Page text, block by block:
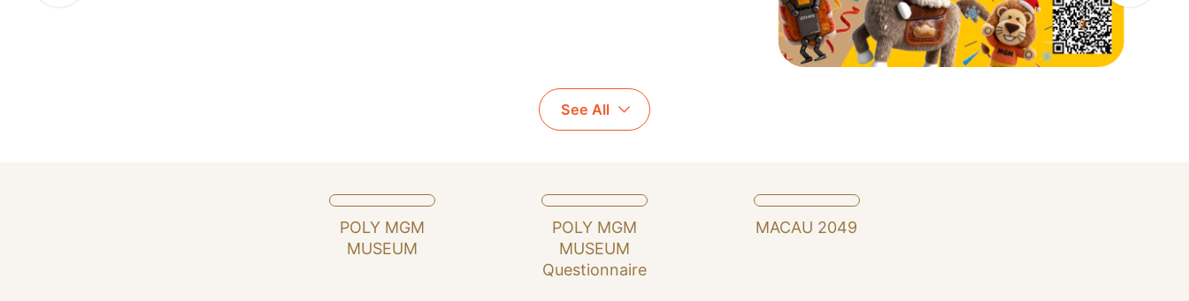
See All
POLY MGM
MUSEUM
POLY MGM
MUSEUM
Questionnaire
MACAU 2049